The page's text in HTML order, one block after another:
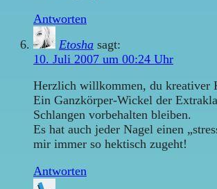
Antworten
Etosha sagt:
10. Juli 2007 um 00:24 Uhr
Herzlich willkommen, du kreativer
Ein Ganzkörper-Wickel der
Schlangen vorbehalten bleiben.
Es hat auch jeder Nagel einen
mir immer so hektisch zugeht!
Antworten